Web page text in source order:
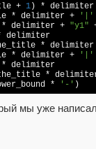
+ 1 ) * delimiter
* delimiter +
'|'
delimiter +
"y1"
delimiter
* delimiter
* delimiter +
'|'
delimiter
*
*
'-'
мы уже